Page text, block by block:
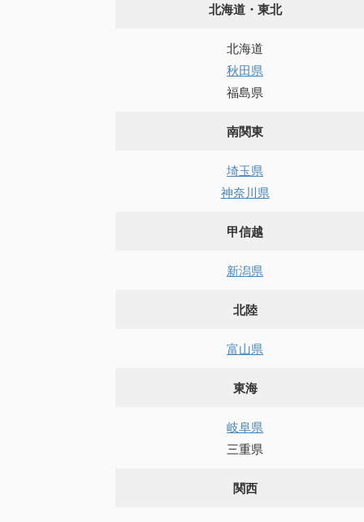
北海道・東北
北海道
秋田県
福島県
南関東
埼玉県
神奈川県
甲信越
新潟県
北陸
富山県
東海
岐阜県
三重県
関西